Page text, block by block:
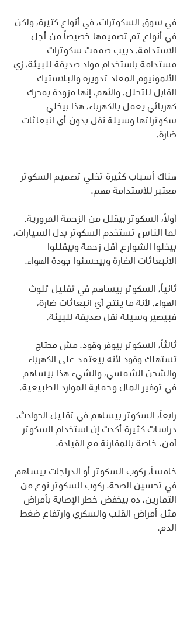
في سوق السكوترات، في أنواع كتيرة، ولكن
في أنواع تم تصميمها خصيصاً من أجل
الاستدامة. دبيب صممت سكوترات
مستدامة باستخدام مواد صديقة للبيئة، زي
الألمونيوم المعاد تدويره والبلاستيك
القابل للتحلل. والأهم، إنها مزودة بمحرك
كهربائي يعمل بالكهرباء، هذا بيخلي
سكوتراتها وسيلة نقل بدون أي انبعاثات
ضارة.
هناك أسباب كثيرة تخلي تصميم السكوتر
معتبر للأستدامة مهم.
أولاً، السكوتر بيقلل من الزحمة المرورية.
لما الناس تستخدم السكوتر بدل السيارات،
بيخلوا الشوارع أقل زحمة وبيقللوا
الانبعاثات الضارة وبيحسنوا جودة الهواء.
ثانياً، السكوتر بيساهم في تقليل تلوث
الهواء. لأنة ما ينتج أي انبعاثات ضارة،
فبيصير وسيلة نقل صديقة للبيئة.
ثالثاً، السكوتر بيوفر وقود. مش محتاج
تستهلك وقود لأنه بيعتمد على الكهرباء
والشحن الشمسي، والشيء هذا بيساهم
في توفير المال وحماية الموارد الطبيعية.
رابعاً، السكوتر بيساهم في تقليل الحوادث.
دراسات كثيرة أكدت إن استخدام السكوتر
آمن، خاصة بالمقارنة مع القيادة.
خامساً، ركوب السكوتر أو الدراجات بيساهم
في تحسين الصحة. ركوب السكوتر نوع من
التمارين، ده بيخفض خطر الإصابة بأمراض
مثل أمراض القلب والسكري وارتفاع ضغط
الدم.